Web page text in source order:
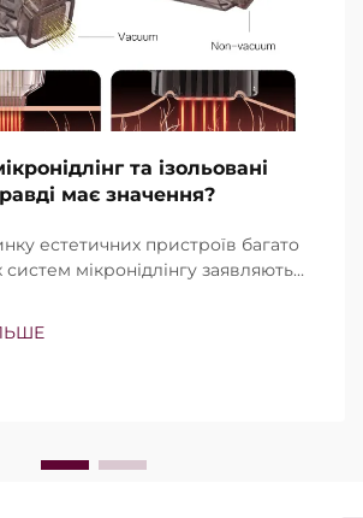
та ізольовані
має значення?
естетичних пристроїв багато
систем мікронідлінгу заявляють
ці функції, а в тому, наскільки